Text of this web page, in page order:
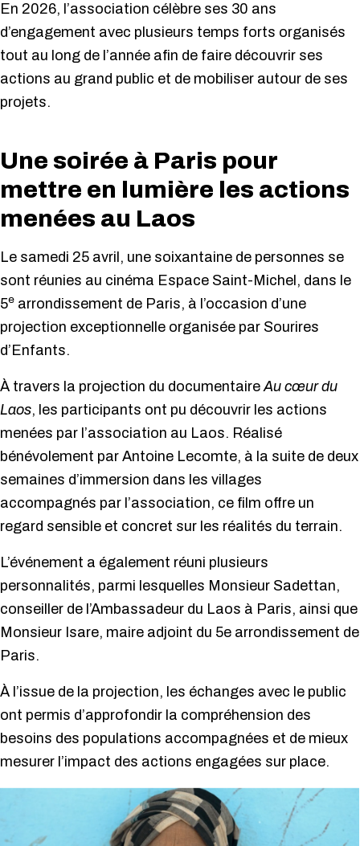
En 2026, l’association célèbre ses 30 ans
d’engagement avec plusieurs temps forts organisés
tout au long de l’année afin de faire découvrir ses
actions au grand public et de mobiliser autour de ses
projets.
Une soirée à Paris pour
mettre en lumière les actions
menées au Laos
Le samedi 25 avril, une soixantaine de personnes se
sont réunies au cinéma Espace Saint-Michel, dans le
5e arrondissement de Paris, à l’occasion d’une
projection exceptionnelle organisée par Sourires
d’Enfants.
À travers la projection du documentaireAu cœur du
Laos, les participants ont pu découvrir les actions
menées par l’association au Laos. Réalisé
bénévolement par Antoine Lecomte, à la suite de deux
semaines d’immersion dans les villages
accompagnés par l’association, ce film offre un
regard sensible et concret sur les réalités du terrain.
L’événement a également réuni plusieurs
personnalités, parmi lesquelles Monsieur Sadettan,
conseiller de l’Ambassadeur du Laos à Paris, ainsi que
Monsieur Isare, maire adjoint du 5e arrondissement de
Paris.
À l’issue de la projection, les échanges avec le public
ont permis d’approfondir la compréhension des
besoins des populations accompagnées et de mieux
mesurer l’impact des actions engagées sur place.